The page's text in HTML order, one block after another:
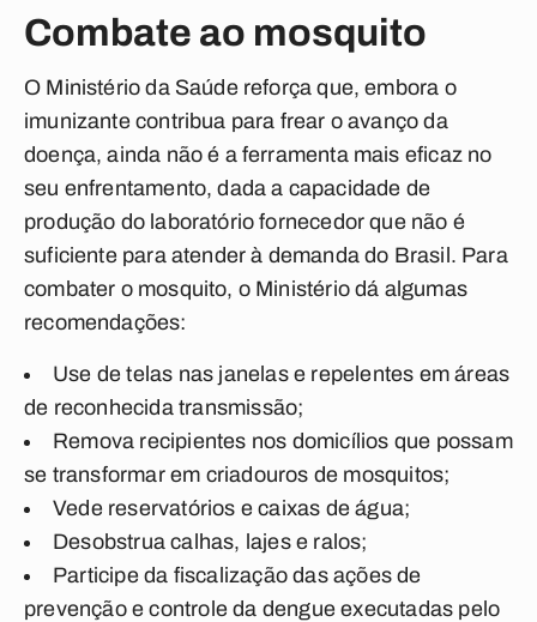
Combate ao mosquito
O Ministério da Saúde reforça que, embora o
imunizante contribua para frear o avanço da
doença, ainda não é a ferramenta mais eficaz no
seu enfrentamento, dada a capacidade de
produção do laboratório fornecedor que não é
suficiente para atender à demanda do Brasil. Para
combater o mosquito, o Ministério dá algumas
recomendações:
Use de telas nas janelas e repelentes em áreas
de reconhecida transmissão;
Remova recipientes nos domicílios que possam
se transformar em criadouros de mosquitos;
Vede reservatórios e caixas de água;
Desobstrua calhas, lajes e ralos;
Participe da fiscalização das ações de
prevenção e controle da dengue executadas pelo